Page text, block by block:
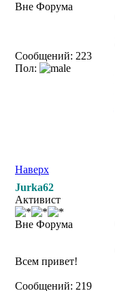
Вне Форума
Сообщений: 223
Пол:
Наверх
Jurka62
Активист
Вне Форума
Всем привет!
Сообщений: 219